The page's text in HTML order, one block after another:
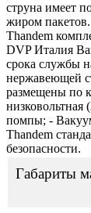
струна имеет
жиром
Thandem
DVP Италия
срока службы
нержавеющей
размещены по
помпы; -
Thandem
безопасности.
Габариты